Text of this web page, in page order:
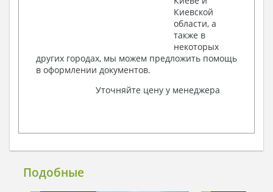
Киевской
области, а
также в
некоторых
других городах, мы можем предложить помощь
в оформлении документов.
Уточняйте цену у менеджера
Подобные